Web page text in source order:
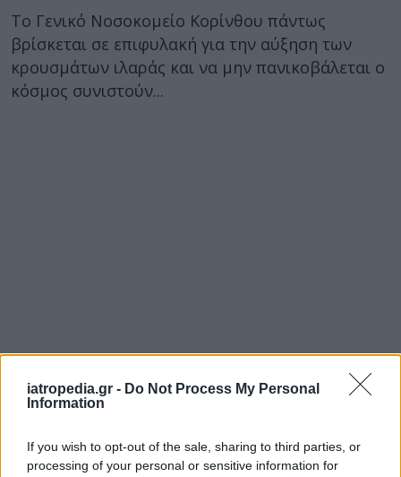
iatropedia.gr - Do Not Process My Personal
Information
If you wish to opt-out of the sale, sharing to third parties, or
processing of your personal or sensitive information for
Το Γενικό Νοσοκομείο Κορίνθου πάντως
βρίσκεται σε επιφυλακή για την αύξηση των
κρουσμάτων ιλαράς και να μην πανικοβάλεται ο
κόσμος συνιστούν...